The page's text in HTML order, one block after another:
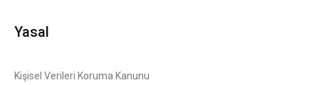
Yasal
Kişisel Verileri Koruma Kanunu